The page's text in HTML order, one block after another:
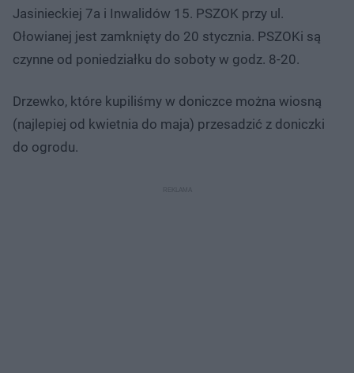
Jasinieckiej 7a i Inwalidów 15. PSZOK przy ul.
Ołowianej jest zamknięty do 20 stycznia. PSZOKi są
czynne od poniedziałku do soboty w godz. 8-20.
Drzewko, które kupiliśmy w doniczce można wiosną
(najlepiej od kwietnia do maja) przesadzić z doniczki
do ogrodu.